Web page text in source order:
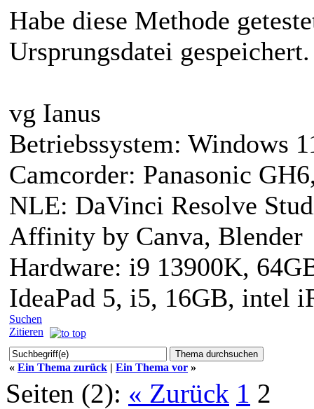
Habe diese Methode
Ursprungsdatei
vg Ianus
Betriebssystem: Windows
Camcorder: Panasonic
NLE: DaVinci Resolve
Affinity by Canva, Blender
Hardware: i9 13900K,
IdeaPad 5, i5, 16GB, intel
Suchen
Zitieren
« Ein Thema zurück | Ein Thema vor »
Seiten (2): « Zurück 1 2